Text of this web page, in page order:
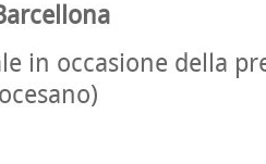
in occasione della